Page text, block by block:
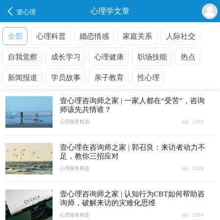
壹心理 心理学文章
全部 心理科普 婚恋情感 家庭关系 人际社交
自我觉察 成长学习 心理健康 职场技能 热点
新闻报道 学员故事 亲子教育 性心理
壹心理咨询师之家 | 一家人都在“受苦”，咨询
师该先共情谁？
心理服务精选 1455
壹心理在咨询师之家 | 郭召良：来访者动力不
足，教你三招应对
心理服务精选 1529
壹心理咨询师之家 | 认知行为CBT如何帮助咨
询师，破解来访的灾难化思维
心理服务精选 1534